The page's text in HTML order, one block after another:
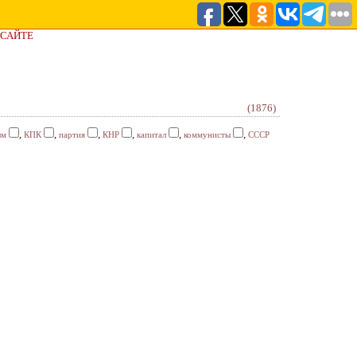
(1876)
, КПК , партия , КНР , капитал , коммунисты , СССР